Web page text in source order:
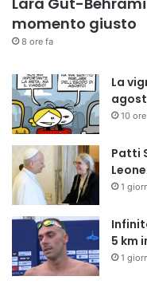
momento giusto
8 ore fa
La
10
Patti
1
5 km
1